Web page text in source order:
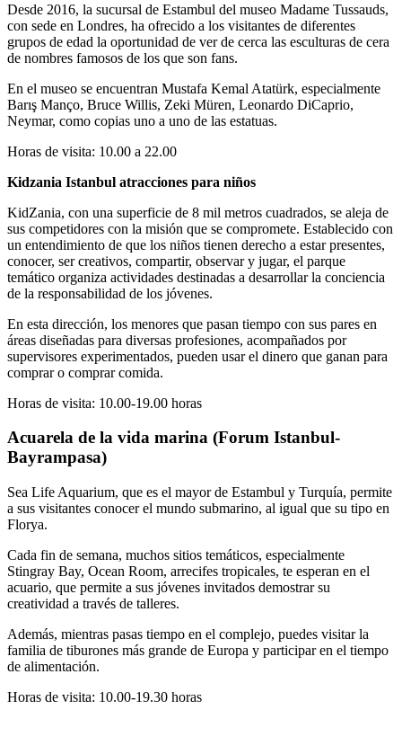
Desde 2016, la sucursal de Estambul del museo Madame Tussauds,
con sede en Londres, ha ofrecido a los visitantes de diferentes
grupos de edad la oportunidad de ver de cerca las esculturas de cera
de nombres famosos de los que son fans.
En el museo se encuentran Mustafa Kemal Atatürk, especialmente
Barış Manço, Bruce Willis, Zeki Müren, Leonardo DiCaprio,
Neymar, como copias uno a uno de las estatuas.
Horas de visita: 10.00 a 22.00
Kidzania Istanbul atracciones para niños
KidZania, con una superficie de 8 mil metros cuadrados, se aleja de
sus competidores con la misión que se compromete. Establecido con
un entendimiento de que los niños tienen derecho a estar presentes,
conocer, ser creativos, compartir, observar y jugar, el parque
temático organiza actividades destinadas a desarrollar la conciencia
de la responsabilidad de los jóvenes.
En esta dirección, los menores que pasan tiempo con sus pares en
áreas diseñadas para diversas profesiones, acompañados por
supervisores experimentados, pueden usar el dinero que ganan para
comprar o comprar comida.
Horas de visita: 10.00-19.00 horas
Acuarela de la vida marina (Forum Istanbul-
Bayrampasa)
Sea Life Aquarium, que es el mayor de Estambul y Turquía, permite
a sus visitantes conocer el mundo submarino, al igual que su tipo en
Florya.
Cada fin de semana, muchos sitios temáticos, especialmente
Stingray Bay, Ocean Room, arrecifes tropicales, te esperan en el
acuario, que permite a sus jóvenes invitados demostrar su
creatividad a través de talleres.
Además, mientras pasas tiempo en el complejo, puedes visitar la
familia de tiburones más grande de Europa y participar en el tiempo
de alimentación.
Horas de visita: 10.00-19.30 horas